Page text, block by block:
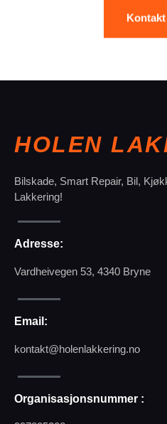
HOLEN
Bilskade, Smart Repair, Bil,
Lakkering!
Adresse:
Vardheivegen 53, 4340 Bryne
Email:
kontakt@holenlakkering.no
Organisasjonsnummer :